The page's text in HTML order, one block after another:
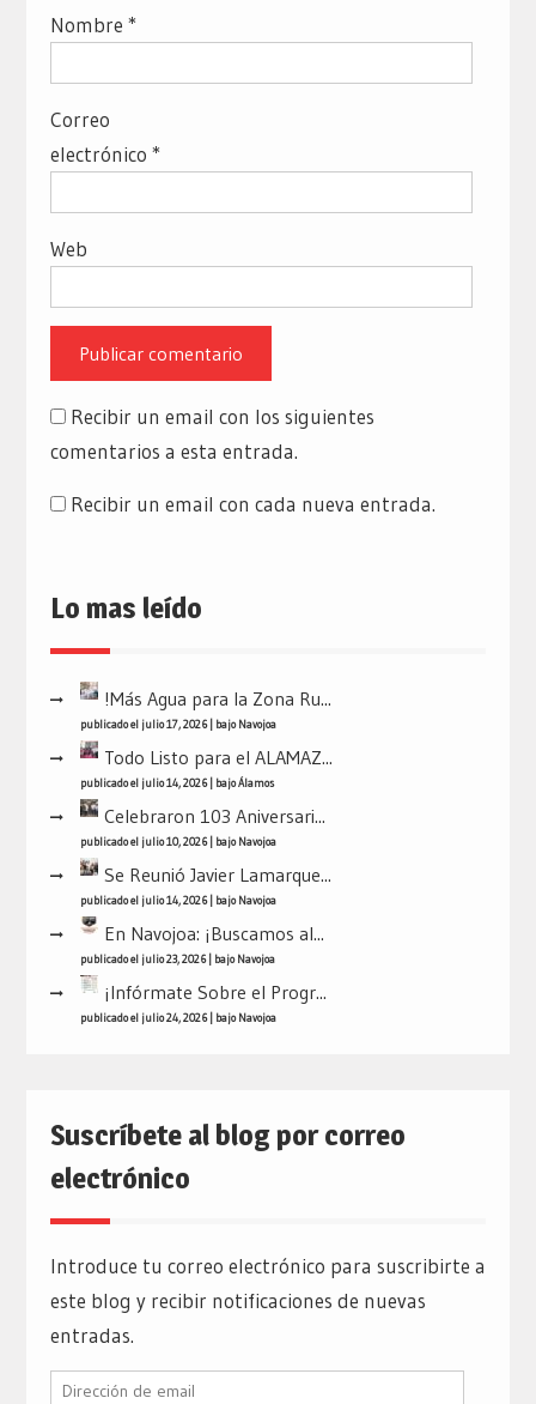
Nombre *
Correo
electrónico *
Web
Recibir un email con los siguientes
comentarios a esta entrada.
Recibir un email con cada nueva entrada.
Lo mas leído
!Más Agua para la Zona Ru...
publicado el julio 17, 2026| bajoNavojoa
Todo Listo para el ALAMAZ...
publicado el julio 14, 2026| bajoÁlamos
Celebraron 103 Aniversari...
publicado el julio 10, 2026| bajoNavojoa
Se Reunió Javier Lamarque...
publicado el julio 14, 2026| bajoNavojoa
En Navojoa: ¡Buscamos al...
publicado el julio 23, 2026| bajoNavojoa
¡Infórmate Sobre el Progr...
publicado el julio 24, 2026| bajoNavojoa
Suscríbete al blog por correo
electrónico
Introduce tu correo electrónico para suscribirte a
este blog y recibir notificaciones de nuevas
entradas.
Dirección